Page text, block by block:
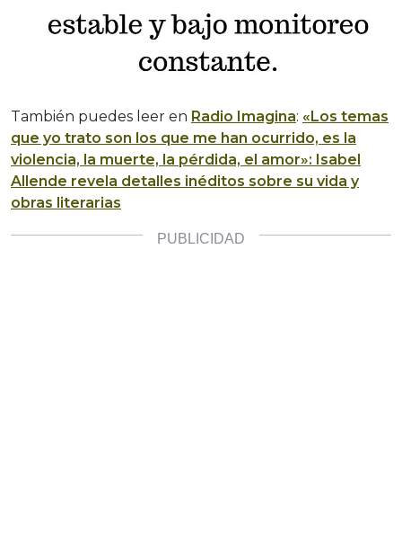
También puedes leer en Radio Imagina: «Los temas
que yo trato son los que me han ocurrido, es la
violencia, la muerte, la pérdida, el amor»: Isabel
Allende revela detalles inéditos sobre su vida y
obras literarias